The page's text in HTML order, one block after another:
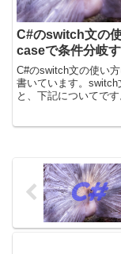
C#のswitch文の使
caseで条件分岐す
C#のswitch文の使い
書いています。switch
と、下記についてです